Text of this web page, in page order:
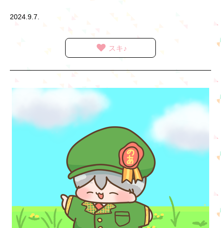
2024.9.7.
スキ♪